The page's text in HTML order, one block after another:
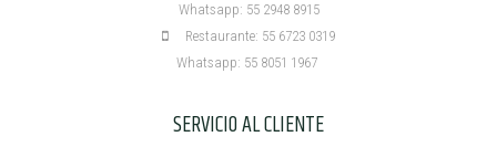
Whatsapp: 55 2948 8915
Restaurante: 55 6723 0319
Whatsapp: 55 8051 1967
SERVICIO AL CLIENTE